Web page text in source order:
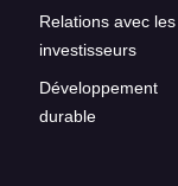
Relations avec les
investisseurs
Développement
durable